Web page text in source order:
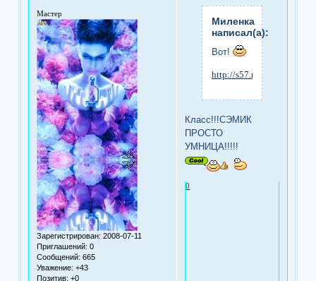
Мастер
Зарегистрирован: 2008-07-11
Приглашений: 0
Сообщений: 665
Уважение: +43
Позитив: +0
Миленка
написал(а):
Вот!
http://s57.radikal.ru/i158/
Класс!!!СЭМИК
ПРОСТО
УМНИЦА!!!!!
0